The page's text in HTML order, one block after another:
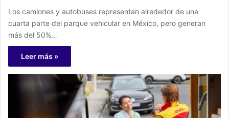
Los camiones y autobuses representan alrededor de una
cuarta parte del parque vehicular en México, pero generan
más del 50%…
Leer más »